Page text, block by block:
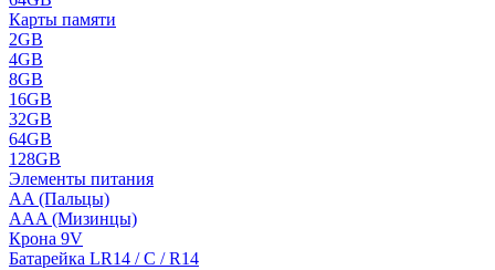
Карты памяти
2GB
4GB
8GB
16GB
32GB
64GB
128GB
Элементы питания
AA (Пальцы)
AAA (Мизинцы)
Крона 9V
Батарейка LR14 / C / R14